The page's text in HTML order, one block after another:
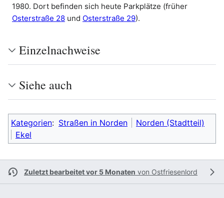
1980. Dort befinden sich heute Parkplätze (früher
Osterstraße 28 und Osterstraße 29).
Einzelnachweise
Siehe auch
Kategorien: Straßen in Norden
Norden (Stadtteil)
Ekel
Zuletzt bearbeitet vor 5 Monaten von Ostfriesenlord